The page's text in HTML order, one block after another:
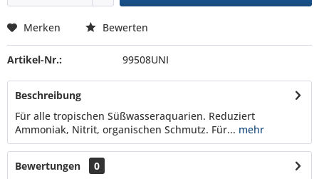
Merken Bewerten
Artikel-Nr.: 99508UNI
Beschreibung
Für alle tropischen Süßwasseraquarien. Reduziert
Ammoniak, Nitrit, organischen Schmutz. Für... mehr
Bewertungen
0